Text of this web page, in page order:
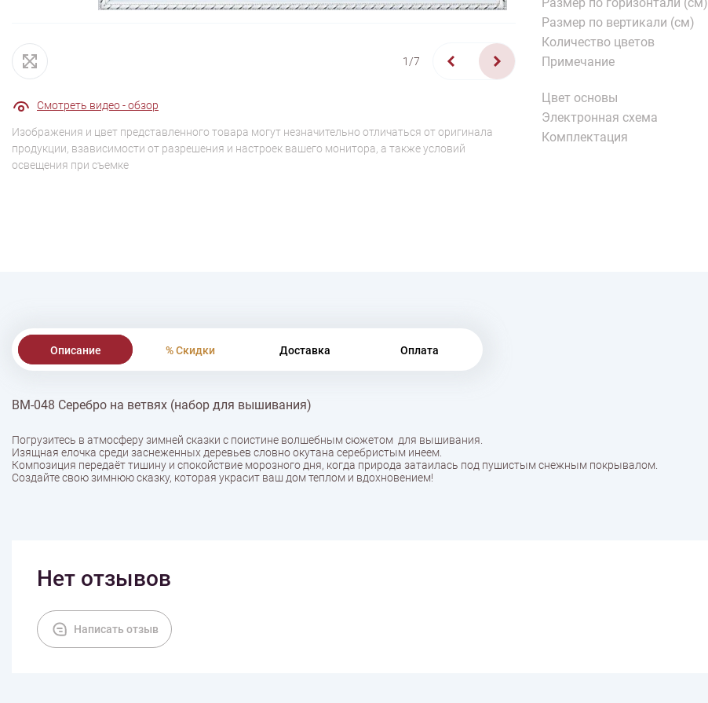
1/7
Смотреть видео - обзор
Изображения и цвет представленного товара могут незначительно отличаться от оригинала
продукции, взависимости от разрешения и настроек вашего монитора, а также условий
освещения при съемке
Размер по вертикали (см)
Количество цветов
Примечание
Цвет основы
Электронная схема
Комплектация
Описание % Скидки Доставка Оплата
ВМ-048 Серебро на ветвях (набор для вышивания)
Погрузитесь в атмосферу зимней сказки с поистине волшебным сюжетом для вышивания.
Изящная елочка среди заснеженных деревьев словно окутана серебристым инеем.
Композиция передаёт тишину и спокойствие морозного дня, когда природа затаилась под пушистым снежным покрывалом.
Создайте свою зимнюю сказку, которая украсит ваш дом теплом и вдохновением!
Нет отзывов
Написать отзыв